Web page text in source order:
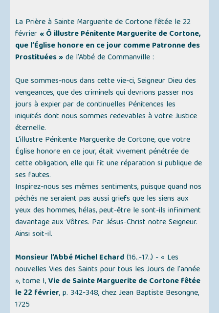
La Prière à Sainte Marguerite de Cortone fêtée le 22
février « Ô illustre Pénitente Marguerite de Cortone,
que l’Église honore en ce jour comme Patronne des
Prostituées »de l'Abbé de Commanville :
Que sommes-nous dans cette vie-ci, Seigneur Dieu des
vengeances, que des criminels qui devrions passer nos
jours à expier par de continuelles Pénitences les
iniquités dont nous sommes redevables à votre Justice
éternelle.
L'illustre Pénitente Marguerite de Cortone, que votre
Église honore en ce jour, était vivement pénétrée de
cette obligation, elle qui fit une réparation si publique de
ses fautes.
Inspirez-nous ses mêmes sentiments, puisque quand nos
péchés ne seraient pas aussi griefs que les siens aux
yeux des hommes, hélas, peut-être le sont-ils infiniment
davantage aux Vôtres. Par Jésus-Christ notre Seigneur.
Ainsi soit-il.
Monsieur l’Abbé Michel Echard(16..-17..) -« Les
nouvelles Vies des Saints pour tous les Jours de l'année
», tome I,Vie de Sainte Marguerite de Cortone fêtée
le 22 février, p. 342-348, chez Jean Baptiste Besongne,
1725